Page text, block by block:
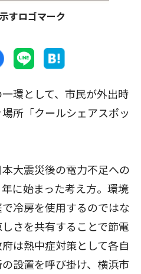
すロゴマーク
環として、市民が外出時
所「クールシェアスポッ
大震災後の電力不足への
に始まった考え方。環境
冷房を使用するのではな
さを共有することで節電
は熱中症対策として各自
設置を呼び掛け、横浜市